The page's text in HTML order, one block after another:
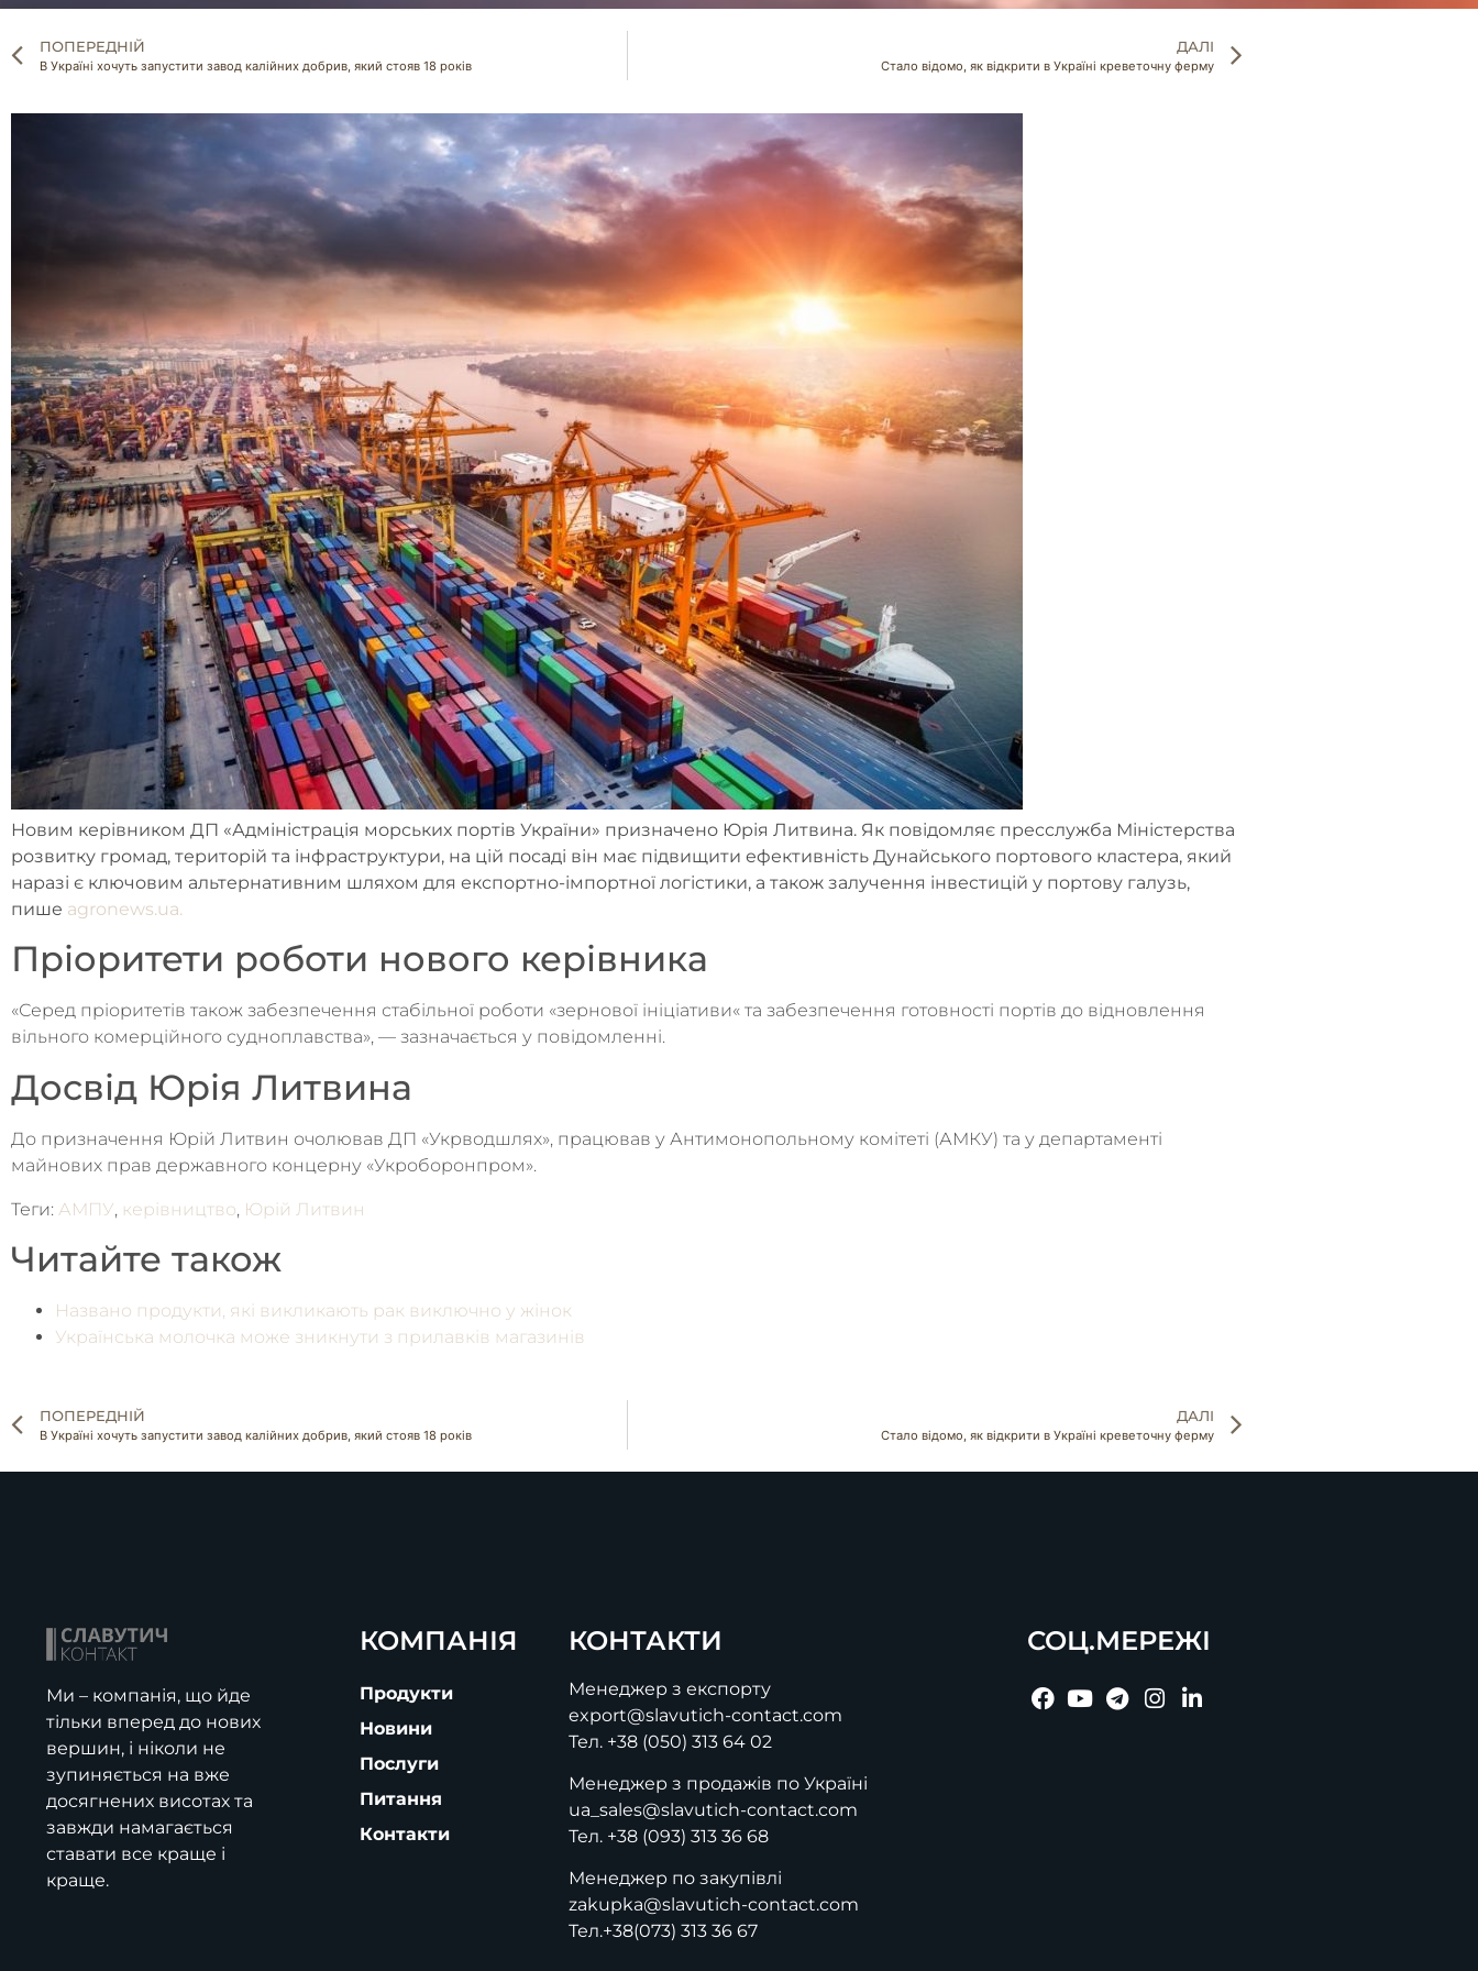
ПОПЕРЕДНІЙ
В Україні хочуть запустити завод калійних добрив, який стояв 18 років
ДАЛІ
Стало відомо, як відкрити в Україні креветочну ферму
Новим керівником ДП «Адміністрація морських портів України» призначено Юрія Литвина. Як повідомляє пресслужба Міністерства
розвитку громад, територій та інфраструктури, на цій посаді він має підвищити ефективність Дунайського портового кластера, який
наразі є ключовим альтернативним шляхом для експортно-імпортної логістики, а також залучення інвестицій у портову галузь,
пише agronews.ua.
Пріоритети роботи нового керівника
«Серед пріоритетів також забезпечення стабільної роботи «зернової ініціативи« та забезпечення готовності портів до відновлення
вільного комерційного судноплавства», — зазначається у повідомленні.
Досвід Юрія Литвина
До призначення Юрій Литвин очолював ДП «Укрводшлях», працював у Антимонопольному комітеті (АМКУ) та у департаменті
майнових прав державного концерну «Укроборонпром».
Теги: АМПУ, керівництво, Юрій Литвин
Читайте також
Названо продукти, які викликають рак виключно у жінок
Українська молочка може зникнути з прилавків магазинів
ПОПЕРЕДНІЙ
В Україні хочуть запустити завод калійних добрив, який стояв 18 років
ДАЛІ
Стало відомо, як відкрити в Україні креветочну ферму
Ми – компанія, що йде
тільки вперед до нових
вершин, і ніколи не
зупиняється на вже
досягнених висотах та
завжди намагається
ставати все краще і
краще.
КОМПАНІЯ
Продукти
Новини
Послуги
Питання
Контакти
КОНТАКТИ
Менеджер з експорту
export@slavutich-contact.com
Тел. +38 (050) 313 64 02
Менеджер з продажів по Україні
ua_sales@slavutich-contact.com
Тел. +38 (093) 313 36 68
Менеджер по закупівлі
zakupka@slavutich-contact.com
Тел.+38(073) 313 36 67
СОЦ.МЕРЕЖІ